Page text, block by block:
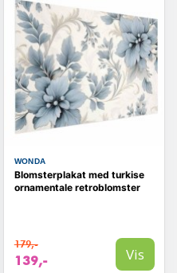
WONDA
Blomsterplakat med turkise
ornamentale retroblomster
179,-
139,- Vis